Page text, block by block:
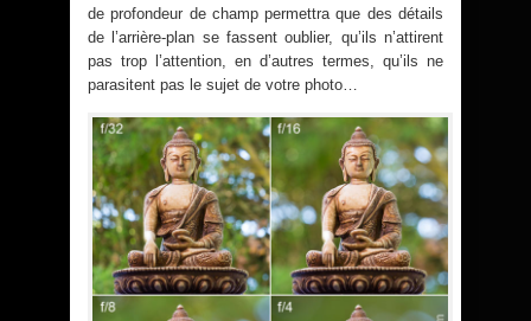
de profondeur de champ permettra que des détails
de l’arrière-plan se fassent oublier, qu’ils n’attirent
pas trop l’attention, en d’autres termes, qu’ils ne
parasitent pas le sujet de votre photo…